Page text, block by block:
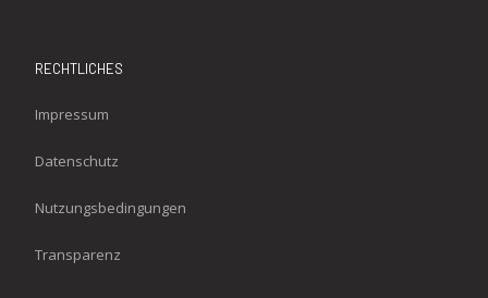
RECHTLICHES
Impressum
Datenschutz
Nutzungsbedingungen
Transparenz